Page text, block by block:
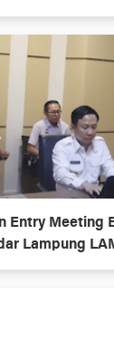
Entry Meeting